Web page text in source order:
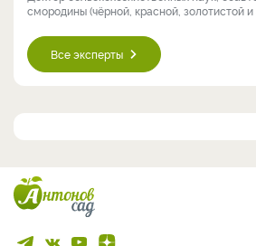
смородины (чёрной, красной, золотистой и
Все эксперты